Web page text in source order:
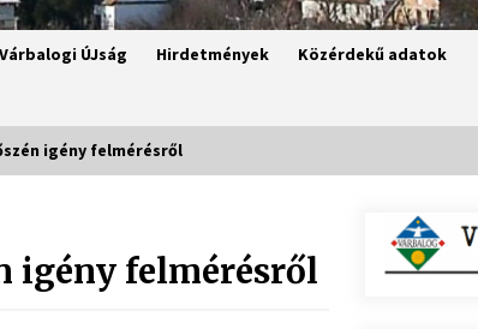
Várbalogi ÚJság Hirdetmények Közérdekű adatok
igény felmérésről
igény felmérésről